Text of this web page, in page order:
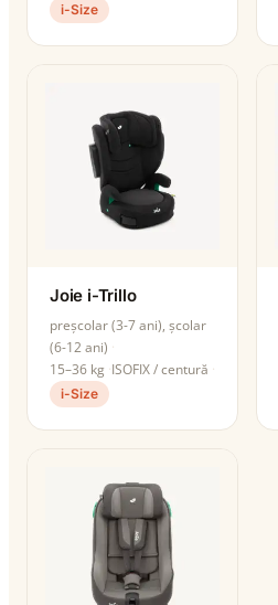
i-Size
Joie i-Trillo
preșcolar (3-7 ani), școlar
(6-12 ani)
15–36 kg ISOFIX / centură
i-Size